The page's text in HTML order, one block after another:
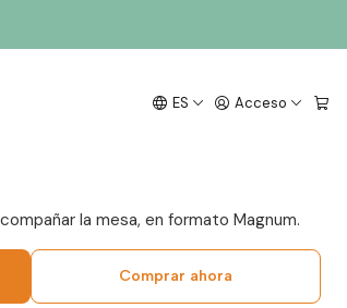
ES Acceso
Magnum 2020
la mesa, en formato Magnum.
Comprar ahora